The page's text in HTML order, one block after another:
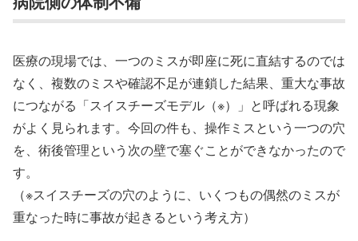
医療の現場では、一つのミスが即座に死に直結するのでは
なく、複数のミスや確認不足が連鎖した結果、重大な事故
につながる「スイスチーズモデル（※）」と呼ばれる現象
がよく見られます。今回の件も、操作ミスという一つの穴
を、術後管理という次の壁で塞ぐことができなかったので
す。
（※スイスチーズの穴のように、いくつもの偶然のミスが
重なった時に事故が起きるという考え方）